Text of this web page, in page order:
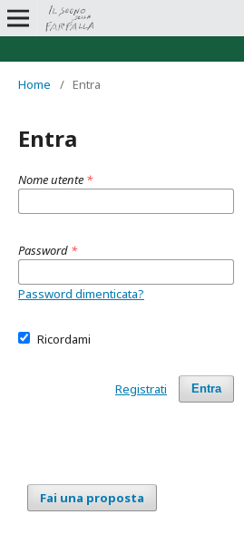
Home / Entra
Entra
Nome utente *
Password *
Password dimenticata?
Ricordami
Entra
Registrati
Fai una proposta